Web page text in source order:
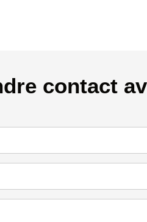
contact